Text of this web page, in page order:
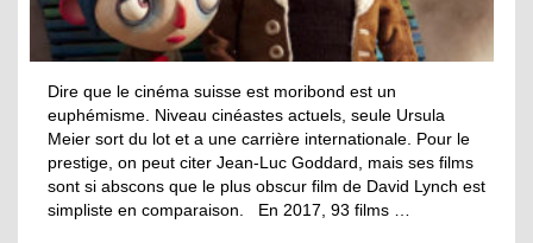
Dire que le cinéma suisse est moribond est un
euphémisme. Niveau cinéastes actuels, seule Ursula
Meier sort du lot et a une carrière internationale. Pour le
prestige, on peut citer Jean-Luc Goddard, mais ses films
sont si abscons que le plus obscur film de David Lynch est
simpliste en comparaison. En 2017, 93 films …